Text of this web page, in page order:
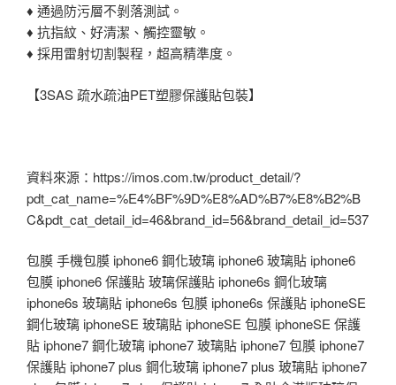
♦ 通過防污層不剝落測試。
♦ 抗指紋、好清潔、觸控靈敏。
♦ 採用雷射切割製程，超高精準度。
【3SAS 疏水疏油PET塑膠保護貼包裝】
資料來源：https://imos.com.tw/product_detail/?
pdt_cat_name=%E4%BF%9D%E8%AD%B7%E8%B2%B
C&pdt_cat_detail_id=46&brand_id=56&brand_detail_id=537
包膜 手機包膜 iphone6 鋼化玻璃 iphone6 玻璃貼 iphone6
包膜 iphone6 保護貼 玻璃保護貼 iphone6s 鋼化玻璃
iphone6s 玻璃貼 iphone6s 包膜 iphone6s 保護貼 iphoneSE
鋼化玻璃 iphoneSE 玻璃貼 iphoneSE 包膜 iphoneSE 保護
貼 iphone7 鋼化玻璃 iphone7 玻璃貼 iphone7 包膜 iphone7
保護貼 iphone7 plus 鋼化玻璃 iphone7 plus 玻璃貼 iphone7